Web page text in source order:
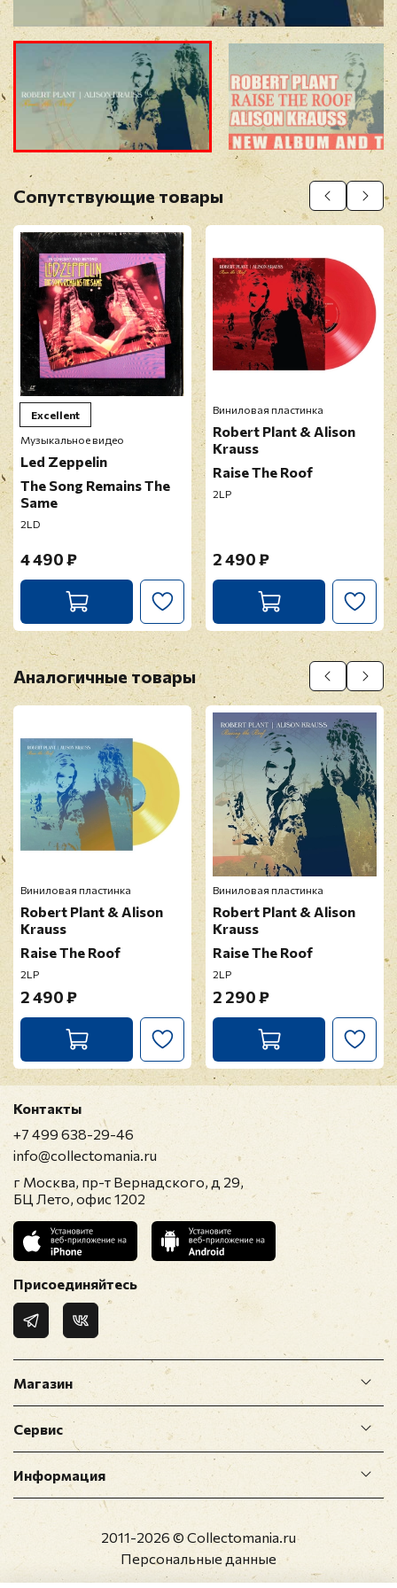
Прикрепить фото
Оставить отзыв
Перед публикацией отзывы проходят
модерацию
Сопутствующие товары
Excellent
Музыкальное видео
Led Zeppelin
The Song Remains The
Same
2LD
4 490 ₽
Виниловая пластинка
Robert Plant & Alison
Krauss
Raise The Roof
2LP
2 490 ₽
Аналогичные товары
Виниловая пластинка
Robert Plant & Alison
Krauss
Raise The Roof
2LP
2 490 ₽
Виниловая пластинка
Robert Plant & Alison
Krauss
Raise The Roof
2LP
2 290 ₽
Магазин
Сервис
Информация
Контакты
+7 499 638-29-46
info@collectomania.ru
г Москва, пр-т Вернадского, д 29,
БЦ Лето, офис 1202
Присоединяйтесь
2011-2026 © Collectomania.ru
Персональные данные